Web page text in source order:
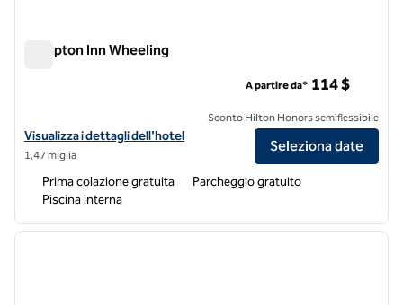
Hampton Inn Wheeling
Visualizza i dettagli dell'hotel Hampton Inn Wheeling
Visualizza i dettagli dell'hotel
1,47 miglia
A partire da* 114 $
Sconto Hilton Honors semiflessibile
Seleziona date
Prima colazione gratuita
Parcheggio gratuito
Piscina interna
1 di 12